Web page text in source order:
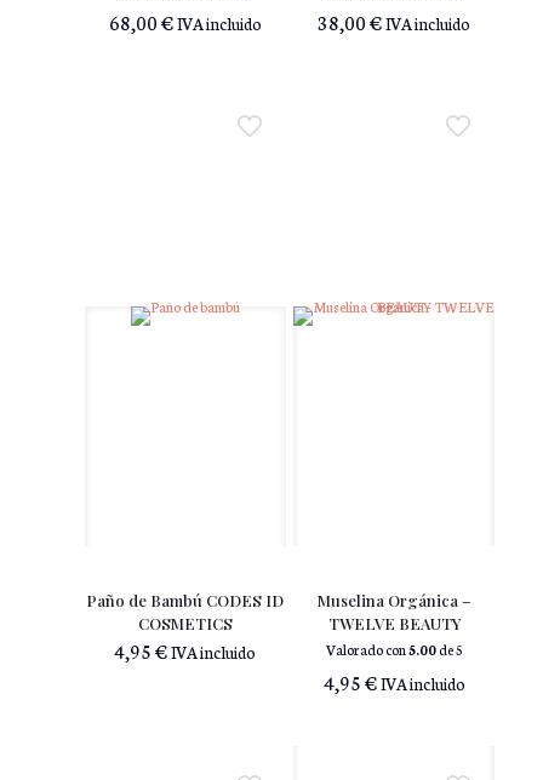
68,00€IVA incluido 38,00€IVA incluido
Paño de Bambú CODES ID
COSMETICS
4,95€IVA incluido
Muselina Orgánica –
TWELVE BEAUTY
Valorado con5.00de 5
4,95€IVA incluido